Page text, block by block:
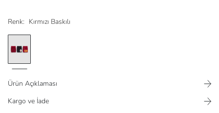
Renk: Kırmızı Baskılı
Ürün Açıklaması
Kargo ve İade